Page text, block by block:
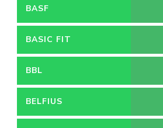
BASF
BASIC FIT
BBL
BELFIUS